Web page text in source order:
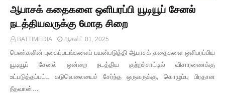
ஆபாசக் கதைகளை ஒளிபரப்பி யூடியூப் சேனல்
நடத்தியவருக்கு 6மாத சிறை
BATTIMEDIA ஆகஸ்ட் 01, 2025
பெண்களின் புகைப்படங்களைப் பயன்படுத்தி ஆபாசக் கதைகளை ஒளிபரப்பிய
யூடியூப் சேனல் ஒன்றை நடத்திய குற்றச்சாட்டில் விசாரணைக்கு
உட்படுத்தப்பட்ட கடுவெலையைச் சேர்ந்த ஒருவருக்கு, கொழும்பு பிரதான
நீதவான்…